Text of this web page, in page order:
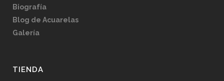
Biografía
Blog de Acuarelas
Galería
TIENDA